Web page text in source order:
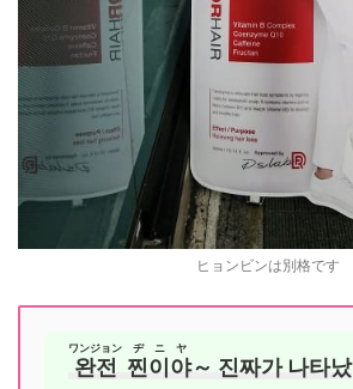
ヒョンビンは別格です
완전
ワンジョン
찐이야
ヂニヤ
～ 진짜가 나타났